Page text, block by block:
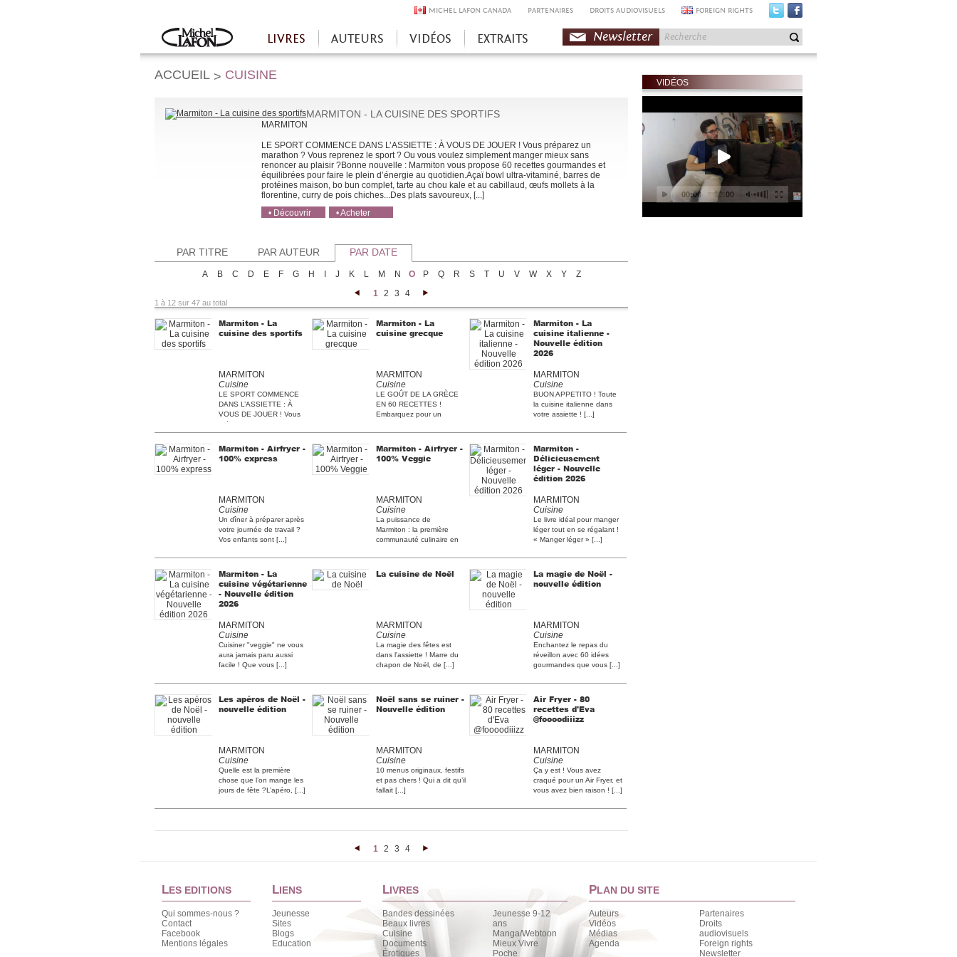
MICHEL LAFON CANADA PARTENAIRES DROITS AUDIOVISUELS FOREIGN RIGHTS
Accueil
LIVRES AUTEURS VIDÉOS EXTRAITS Newsletter
ACCUEIL > CUISINE
MARMITON - LA CUISINE DES SPORTIFS
MARMITON
LE SPORT COMMENCE DANS L’ASSIETTE : À VOUS DE JOUER ! Vous préparez un
marathon ? Vous reprenez le sport ? Ou vous voulez simplement manger mieux sans
renoncer au plaisir ?Bonne nouvelle : Marmiton vous propose 60 recettes gourmandes et
équilibrées pour faire le plein d’énergie au quotidien.Açaï bowl ultra-vitaminé, barres de
protéines maison, bo bun complet, tarte au chou kale et au cabillaud, œufs mollets à la
florentine, curry de pois chiches...Des plats savoureux, [...]
• Découvrir
• Acheter
PAR TITRE PAR AUTEUR PAR DATE
A B C D E F G H J K L M N O P Q R S T U V W X Y Z
1 2 3 4
1 à 12 sur 47 au total
Marmiton - La
cuisine des sportifs
MARMITON
Cuisine
LE SPORT COMMENCE
DANS L’ASSIETTE : À
VOUS DE JOUER ! Vous
préparez [...]
Marmiton - La
cuisine grecque
MARMITON
Cuisine
LE GOÛT DE LA GRÈCE
EN 60 RECETTES !
Embarquez pour un
Marmiton - La
cuisine italienne -
Nouvelle édition
2026
MARMITON
Cuisine
BUON APPETITO ! Toute
la cuisine italienne dans
votre assiette ! [...]
Marmiton - Airfryer -
100% express
MARMITON
Cuisine
Un dîner à préparer après
votre journée de travail ?
Vos enfants sont [...]
Marmiton - Airfryer -
100% Veggie
MARMITON
Cuisine
La puissance de
Marmiton : la première
communauté culinaire en
Marmiton -
Délicieusement
léger - Nouvelle
édition 2026
MARMITON
Cuisine
Le livre idéal pour manger
léger tout en se régalant !
« Manger léger » [...]
Marmiton - La
cuisine végétarienne
- Nouvelle édition
2026
MARMITON
Cuisine
Cuisiner "veggie" ne vous
aura jamais paru aussi
facile ! Que vous [...]
La cuisine de Noël
MARMITON
Cuisine
La magie des fêtes est
dans l'assiette ! Marre du
chapon de Noël, de [...]
La magie de Noël -
nouvelle édition
MARMITON
Cuisine
Enchantez le repas du
réveillon avec 60 idées
gourmandes que vous [...]
Les apéros de Noël -
nouvelle édition
MARMITON
Cuisine
Quelle est la première
chose que l’on mange les
jours de fête ?L’apéro, [...]
Noël sans se ruiner -
Nouvelle édition
MARMITON
Cuisine
10 menus originaux, festifs
et pas chers ! Qui a dit qu’il
fallait [...]
Air Fryer - 80
recettes d'Eva
@foooodiiizz
MARMITON
Cuisine
Ça y est ! Vous avez
craqué pour un Air Fryer, et
vous avez bien raison ! [...]
1 2 3 4
VIDÉOS
LES EDITIONS
Qui sommes-nous ?
Contact
Facebook
Mentions légales
LIENS
Jeunesse
Sites
Blogs
Education
LIVRES
Bandes dessinées
Beaux livres
Cuisine
Documents
Érotiques
Jeunesse 9-12
ans
Manga/Webtoon
Mieux Vivre
Poche
PLAN DU SITE
Auteurs
Vidéos
Médias
Agenda
Partenaires
Droits
audiovisuels
Foreign rights
Newsletter